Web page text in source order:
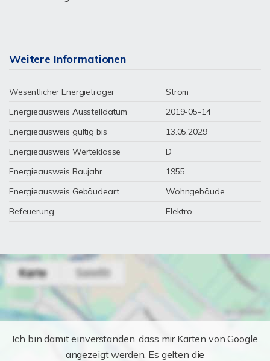
Weitere Informationen
Wesentlicher Energieträger
Strom
Energieausweis Ausstelldatum
2019-05-14
Energieausweis gültig bis
13.05.2029
Energieausweis Werteklasse
D
Energieausweis Baujahr
1955
Energieausweis Gebäudeart
Wohngebäude
Befeuerung
Elektro
Ich bin damit einverstanden, dass mir Karten von Google
angezeigt werden. Es gelten die